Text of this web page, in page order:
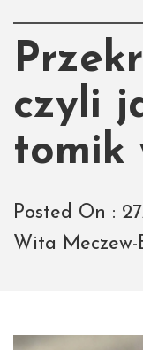
czyli
tomik
Posted On :
Wita Meczew-